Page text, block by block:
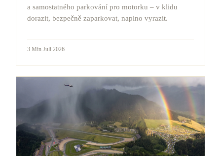
a samostatného parkování pro motorku – v klidu
dorazit, bezpečně zaparkovat, naplno vyrazit.
3 Min.Juli 2026